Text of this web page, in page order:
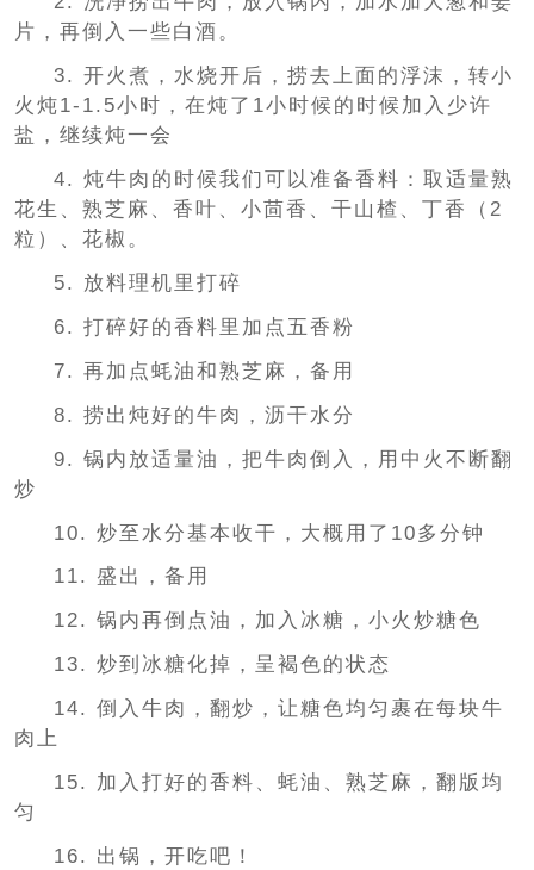
片，再倒入一些白酒。
3. 开火煮，水烧开后，捞去上面的浮沫，转小
火炖1-1.5小时，在炖了1小时候的时候加入少许
盐，继续炖一会
4. 炖牛肉的时候我们可以准备香料：取适量熟
花生、熟芝麻、香叶、小茴香、干山楂、丁香（2
粒）、花椒。
5. 放料理机里打碎
6. 打碎好的香料里加点五香粉
7. 再加点蚝油和熟芝麻，备用
8. 捞出炖好的牛肉，沥干水分
9. 锅内放适量油，把牛肉倒入，用中火不断翻
炒
10. 炒至水分基本收干，大概用了10多分钟
11. 盛出，备用
12. 锅内再倒点油，加入冰糖，小火炒糖色
13. 炒到冰糖化掉，呈褐色的状态
14. 倒入牛肉，翻炒，让糖色均匀裹在每块牛
肉上
15. 加入打好的香料、蚝油、熟芝麻，翻版均
匀
16. 出锅，开吃吧！